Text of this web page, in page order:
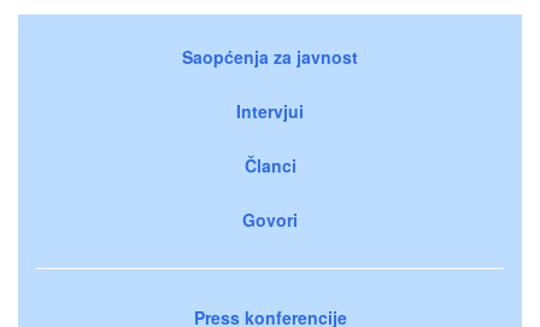
Saopćenja za javnost
Intervjui
Članci
Govori
Press konferencije